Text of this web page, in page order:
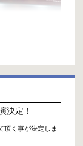
決定！
頂く事が決定しま